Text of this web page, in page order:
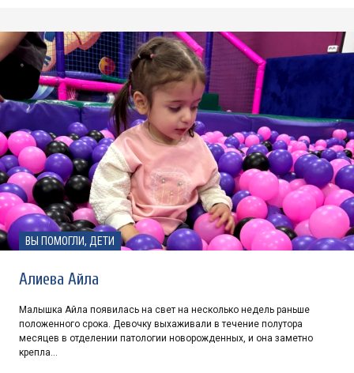
ВЫ ПОМОГЛИ, ДЕТИ
Алиева Айла
Малышка Айла появилась на свет на несколько недель раньше
положенного срока. Девочку выхаживали в течение полутора
месяцев в отделении патологии новорожденных, и она заметно
крепла…